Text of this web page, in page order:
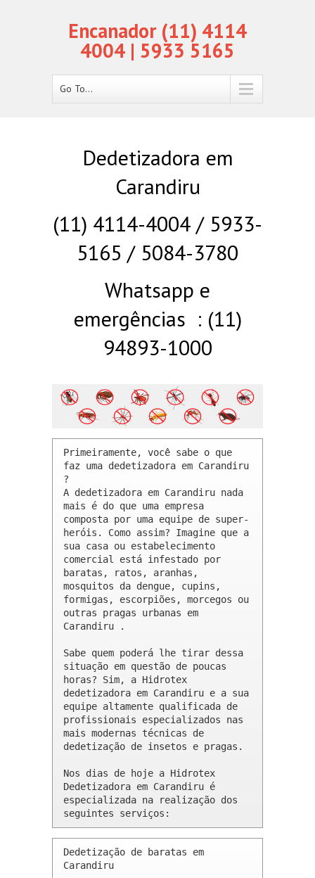
Encanador (11) 4114
4004 | 5933 5165
Go To...
Dedetizadora em
Carandiru
(11) 4114-4004 / 5933-
5165 / 5084-3780
Whatsapp e
emergências : (11)
94893-1000
Primeiramente, você sabe o que
faz uma dedetizadora em Carandiru
?
A dedetizadora em Carandiru nada
mais é do que uma empresa
composta por uma equipe de super-
heróis. Como assim? Imagine que a
sua casa ou estabelecimento
comercial está infestado por
baratas, ratos, aranhas,
mosquitos da dengue, cupins,
formigas, escorpiões, morcegos ou
outras pragas urbanas em
Carandiru .
Sabe quem poderá lhe tirar dessa
situação em questão de poucas
horas? Sim, a Hidrotex
dedetizadora em Carandiru e a sua
equipe altamente qualificada de
profissionais especializados nas
mais modernas técnicas de
dedetização de insetos e pragas.
Nos dias de hoje a Hidrotex
Dedetizadora em Carandiru é
especializada na realização dos
seguintes serviços:
Dedetização de baratas em
Carandiru